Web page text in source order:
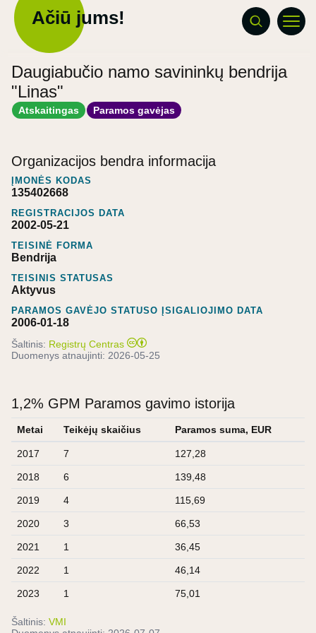
Ačiū jums!
Daugiabučio namo savininkų bendrija
"Linas"
Atskaitingas Paramos gavėjas
Organizacijos bendra informacija
ĮMONĖS KODAS
135402668
REGISTRACIJOS DATA
2002-05-21
TEISINĖ FORMA
Bendrija
TEISINIS STATUSAS
Aktyvus
PARAMOS GAVĖJO STATUSO ĮSIGALIOJIMO DATA
2006-01-18
Šaltinis: Registrų Centras
Duomenys atnaujinti: 2026-05-25
1,2% GPM Paramos gavimo istorija
Metai Teikėjų skaičius Paramos suma, EUR
2017 7 127,28
2018 6 139,48
2019 4 115,69
2020 3 66,53
2021 1 36,45
2022 1 46,14
2023 1 75,01
Šaltinis: VMI